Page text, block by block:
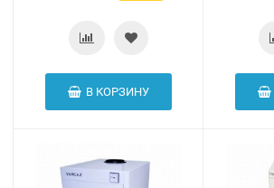
В КОРЗИНУ